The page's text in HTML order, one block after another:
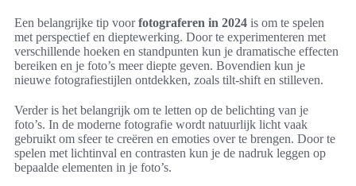
Een belangrijke tip voorfotograferen in 2024 is om te spelen
met perspectief en dieptewerking. Door te experimenteren met
verschillende hoeken en standpunten kun je dramatische effecten
bereiken en je foto’s meer diepte geven. Bovendien kun je
nieuwe fotografiestijlen ontdekken, zoals tilt-shift en stilleven.
Verder is het belangrijk om te letten op de belichting van je
foto’s. In de moderne fotografie wordt natuurlijk licht vaak
gebruikt om sfeer te creëren en emoties over te brengen. Door te
spelen met lichtinval en contrasten kun je de nadruk leggen op
bepaalde elementen in je foto’s.